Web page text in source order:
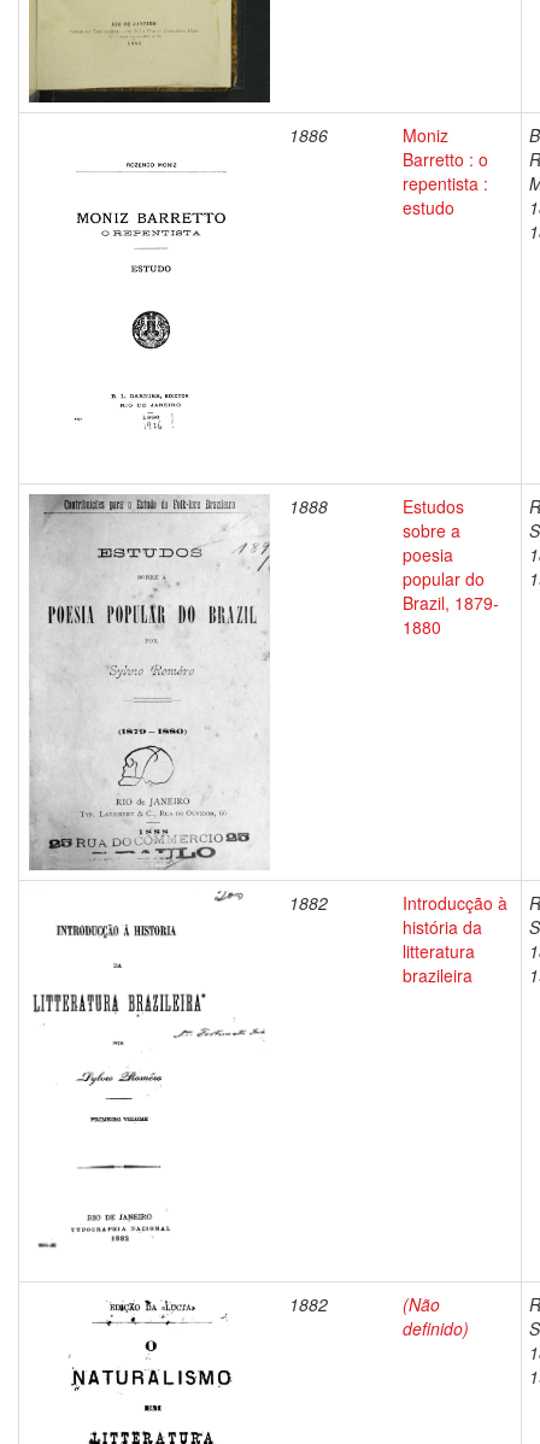
1886
Moniz
Barretto : o
repentista :
estudo
1888
Estudos
sobre a
poesia
popular do
Brazil, 1879-
1880
1882
Introducção à
história da
litteratura
brazileira
1882
(Não
definido)